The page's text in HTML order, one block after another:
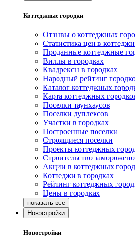
Коттеджные городки
Отзывы о коттеджных
Статистика цен в
Проданные коттеджные
Виллы в городках
Квадрексы в городках
Народный рейтинг
Каталог коттеджных
Карта коттеджных
Поселки таунхаусов
Поселки дуплексов
Участки в городках
Построенные поселки
Строящиеся поселки
Проекты коттеджных
Строительство заморожено
Акции в коттеджных
Коттеджи в городках
Рейтинг коттеджных
Цены в городках
Новостройки
Новостройки